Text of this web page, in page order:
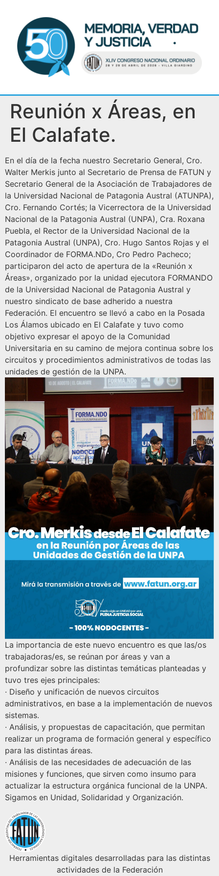
Reunión x Áreas, en
El Calafate.
En el día de la fecha nuestro Secretario General, Cro.
Walter Merkis junto al Secretario de Prensa de FATUN y
Secretario General de la Asociación de Trabajadores de
la Universidad Nacional de Patagonia Austral (ATUNPA),
Cro. Fernando Cortés; la Vicerrectora de la Universidad
Nacional de la Patagonia Austral (UNPA), Cra. Roxana
Puebla, el Rector de la Universidad Nacional de la
Patagonia Austral (UNPA), Cro. Hugo Santos Rojas y el
Coordinador de FORMA.NDo, Cro Pedro Pacheco;
participaron del acto de apertura de la «Reunión x
Áreas», organizado por la unidad ejecutora FORMANDO
de la Universidad Nacional de Patagonia Austral y
nuestro sindicato de base adherido a nuestra
Federación. El encuentro se llevó a cabo en la Posada
Los Álamos ubicado en El Calafate y tuvo como
objetivo expresar el apoyo de la Comunidad
Universitaria en su camino de mejora continua sobre los
circuitos y procedimientos administrativos de todas las
unidades de gestión de la UNPA.
La importancia de este nuevo encuentro es que las/os
trabajadoras/es, se reúnan por áreas y van a
profundizar sobre las distintas temáticas planteadas y
tuvo tres ejes principales:
· Diseño y unificación de nuevos circuitos
administrativos, en base a la implementación de nuevos
sistemas.
· Análisis, y propuestas de capacitación, que permitan
realizar un programa de formación general y específico
para las distintas áreas.
· Análisis de las necesidades de adecuación de las
misiones y funciones, que sirven como insumo para
actualizar la estructura orgánica funcional de la UNPA.
Sigamos en Unidad, Solidaridad y Organización.
Herramientas digitales desarrolladas para las distintas
actividades de la Federación